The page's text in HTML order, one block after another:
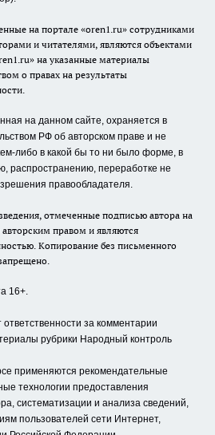
на портале «oren1.ru» сотрудниками
и читателями, являются объектами
на указанные материалы
о правах на результаты
на данном сайте, охраняется в
РФ об авторском праве и не
либо в какой бы то ни было форме, в
распространению, переработке не
правообладателя.
отмеченные подписью автора на
правом и являются
Копирование без письменного
16+.
за комментарии
рубрики Народный контроль
применяются рекомендательные
технологии предоставления
систематизации и анализа сведений,
пользователей сети Интернет,